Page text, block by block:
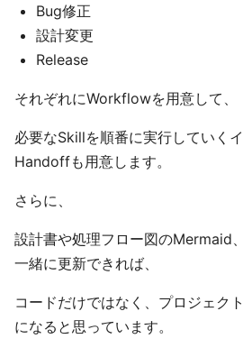
Bug修正
設計変更
Release
それぞれにWorkflowを用意して、
必要なSkillを順番に実行していく
Handoffも用意します。
さらに、
設計書や処理フロー図のMermaid
一緒に更新できれば、
コードだけではなく、プロジェク
になると思っています。